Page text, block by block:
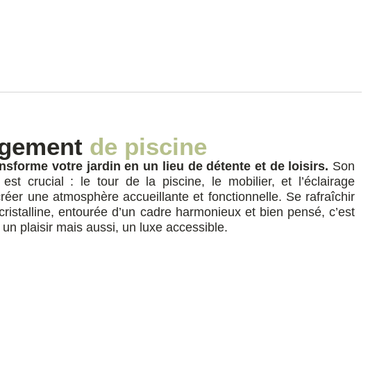
de piscine
votre jardin en un lieu de détente et de loisirs. Son
est crucial : le tour de la piscine, le mobilier, et l’éclairage
une atmosphère accueillante et fonctionnelle. Se rafraîchir
entourée d’un cadre harmonieux et bien pensé, c’est
plaisir mais aussi, un luxe accessible.